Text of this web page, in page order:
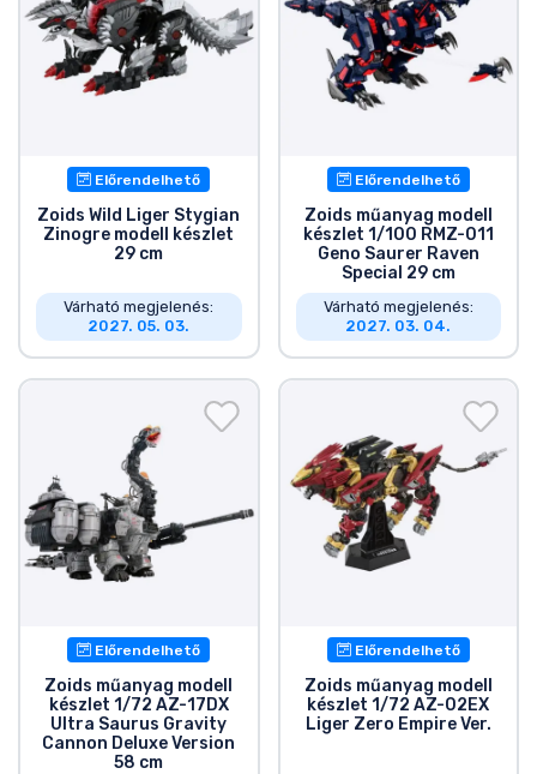
Előrendelhető
Zoids Wild Liger Stygian
Zinogre modell készlet
29 cm
Várható megjelenés:
2027. 05. 03.
Előrendelhető
Zoids műanyag modell
készlet 1/100 RMZ-011
Geno Saurer Raven
Special 29 cm
Várható megjelenés:
2027. 03. 04.
Előrendelhető
Zoids műanyag modell
készlet 1/72 AZ-17DX
Ultra Saurus Gravity
Cannon Deluxe Version
58 cm
Előrendelhető
Zoids műanyag modell
készlet 1/72 AZ-02EX
Liger Zero Empire Ver.